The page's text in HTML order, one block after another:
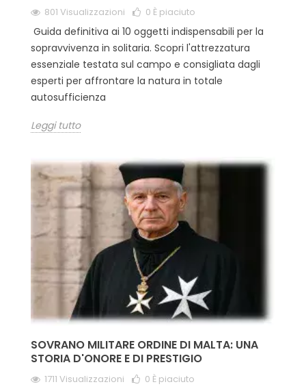
801 Visualizzazioni 0 È piaciuto
Guida definitiva ai 10 oggetti indispensabili per la
sopravvivenza in solitaria. Scopri l'attrezzatura
essenziale testata sul campo e consigliata dagli
esperti per affrontare la natura in totale
autosufficienza
Leggi tutto
SOVRANO MILITARE ORDINE DI MALTA: UNA
STORIA D'ONORE E DI PRESTIGIO
1711 Visualizzazioni 0 È piaciuto